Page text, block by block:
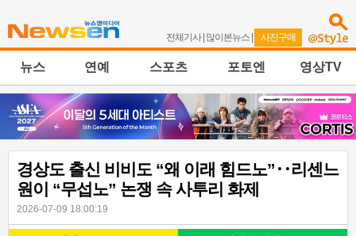
전체기사| 많이본뉴스 | 사진구매
뉴스 연예 스포츠 포토엔 영상TV
경상도 출신 비비도 “왜 이래 힘드노”‥리센느
원이 “무섭노” 논쟁 속 사투리 화제
2026-07-09 18:00:19